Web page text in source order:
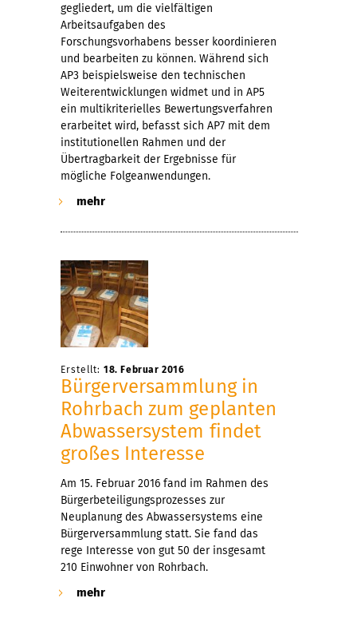
gegliedert, um die vielfältigen
Arbeitsaufgaben des
Forschungsvorhabens besser koordinieren
und bearbeiten zu können. Während sich
AP3 beispielsweise den technischen
Weiterentwicklungen widmet und in AP5
ein multikriterielles Bewertungsverfahren
erarbeitet wird, befasst sich AP7 mit dem
institutionellen Rahmen und der
Übertragbarkeit der Ergebnisse für
mögliche Folgeanwendungen.
mehr
Erstellt: 18. Februar 2016
Bürgerversammlung in
Rohrbach zum geplanten
Abwassersystem findet
großes Interesse
Am 15. Februar 2016 fand im Rahmen des
Bürgerbeteiligungsprozesses zur
Neuplanung des Abwassersystems eine
Bürgerversammlung statt. Sie fand das
rege Interesse von gut 50 der insgesamt
210 Einwohner von Rohrbach.
mehr